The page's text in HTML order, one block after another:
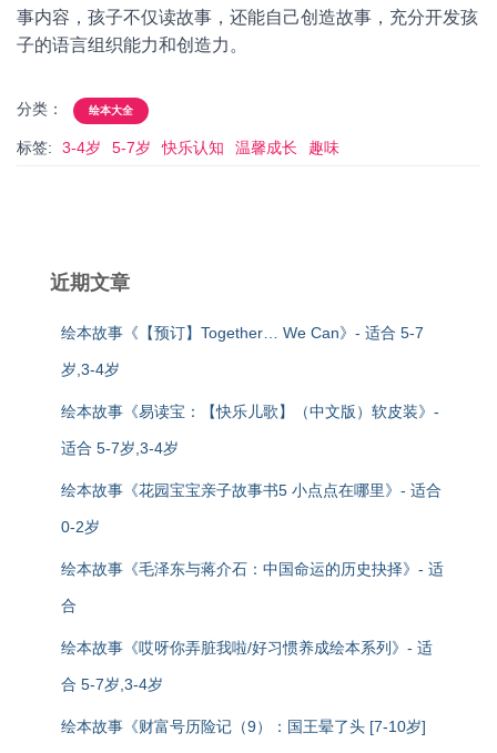
事内容，孩子不仅读故事，还能自己创造故事，充分开发孩
子的语言组织能力和创造力。
分类： 绘本大全
标签: 3-4岁 5-7岁 快乐认知 温馨成长 趣味
近期文章
绘本故事《【预订】Together… We Can》- 适合 5-7
岁,3-4岁
绘本故事《易读宝：【快乐儿歌】（中文版）软皮装》-
适合 5-7岁,3-4岁
绘本故事《花园宝宝亲子故事书5 小点点在哪里》- 适合
0-2岁
绘本故事《毛泽东与蒋介石：中国命运的历史抉择》- 适
合
绘本故事《哎呀你弄脏我啦/好习惯养成绘本系列》- 适
合 5-7岁,3-4岁
绘本故事《财富号历险记（9）：国王晕了头 [7-10岁]